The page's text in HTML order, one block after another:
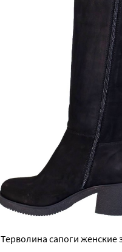
Терволина сапоги женские